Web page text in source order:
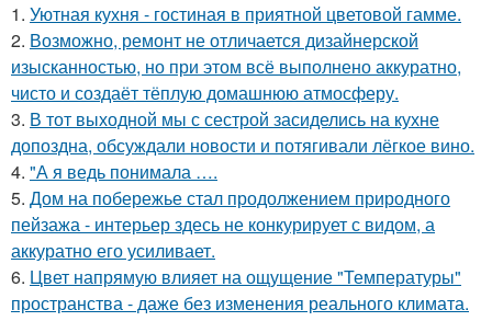
1. Уютная кухня - гостиная в приятной цветовой гамме.
2. Возможно, ремонт не отличается дизайнерской
изысканностью, но при этом всё выполнено аккуратно,
чисто и создаёт тёплую домашнюю атмосферу.
3. В тот выходной мы с сестрой засиделись на кухне
допоздна, обсуждали новости и потягивали лёгкое вино.
4. "А я ведь понимала ….
5. Дом на побережье стал продолжением природного
пейзажа - интерьер здесь не конкурирует с видом, а
аккуратно его усиливает.
6. Цвет напрямую влияет на ощущение "Температуры"
пространства - даже без изменения реального климата.